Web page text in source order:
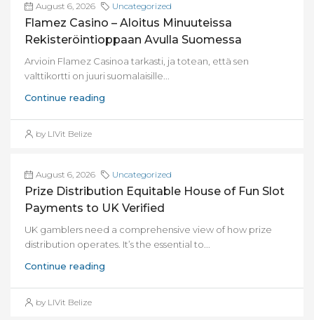
August 6, 2026 Uncategorized
Flamez Casino – Aloitus Minuuteissa
Rekisteröintioppaan Avulla Suomessa
Arvioin Flamez Casinoa tarkasti, ja totean, että sen
valttikortti on juuri suomalaisille...
Continue reading
by LIVit Belize
August 6, 2026 Uncategorized
Prize Distribution Equitable House of Fun Slot
Payments to UK Verified
UK gamblers need a comprehensive view of how prize
distribution operates. It’s the essential to...
Continue reading
by LIVit Belize